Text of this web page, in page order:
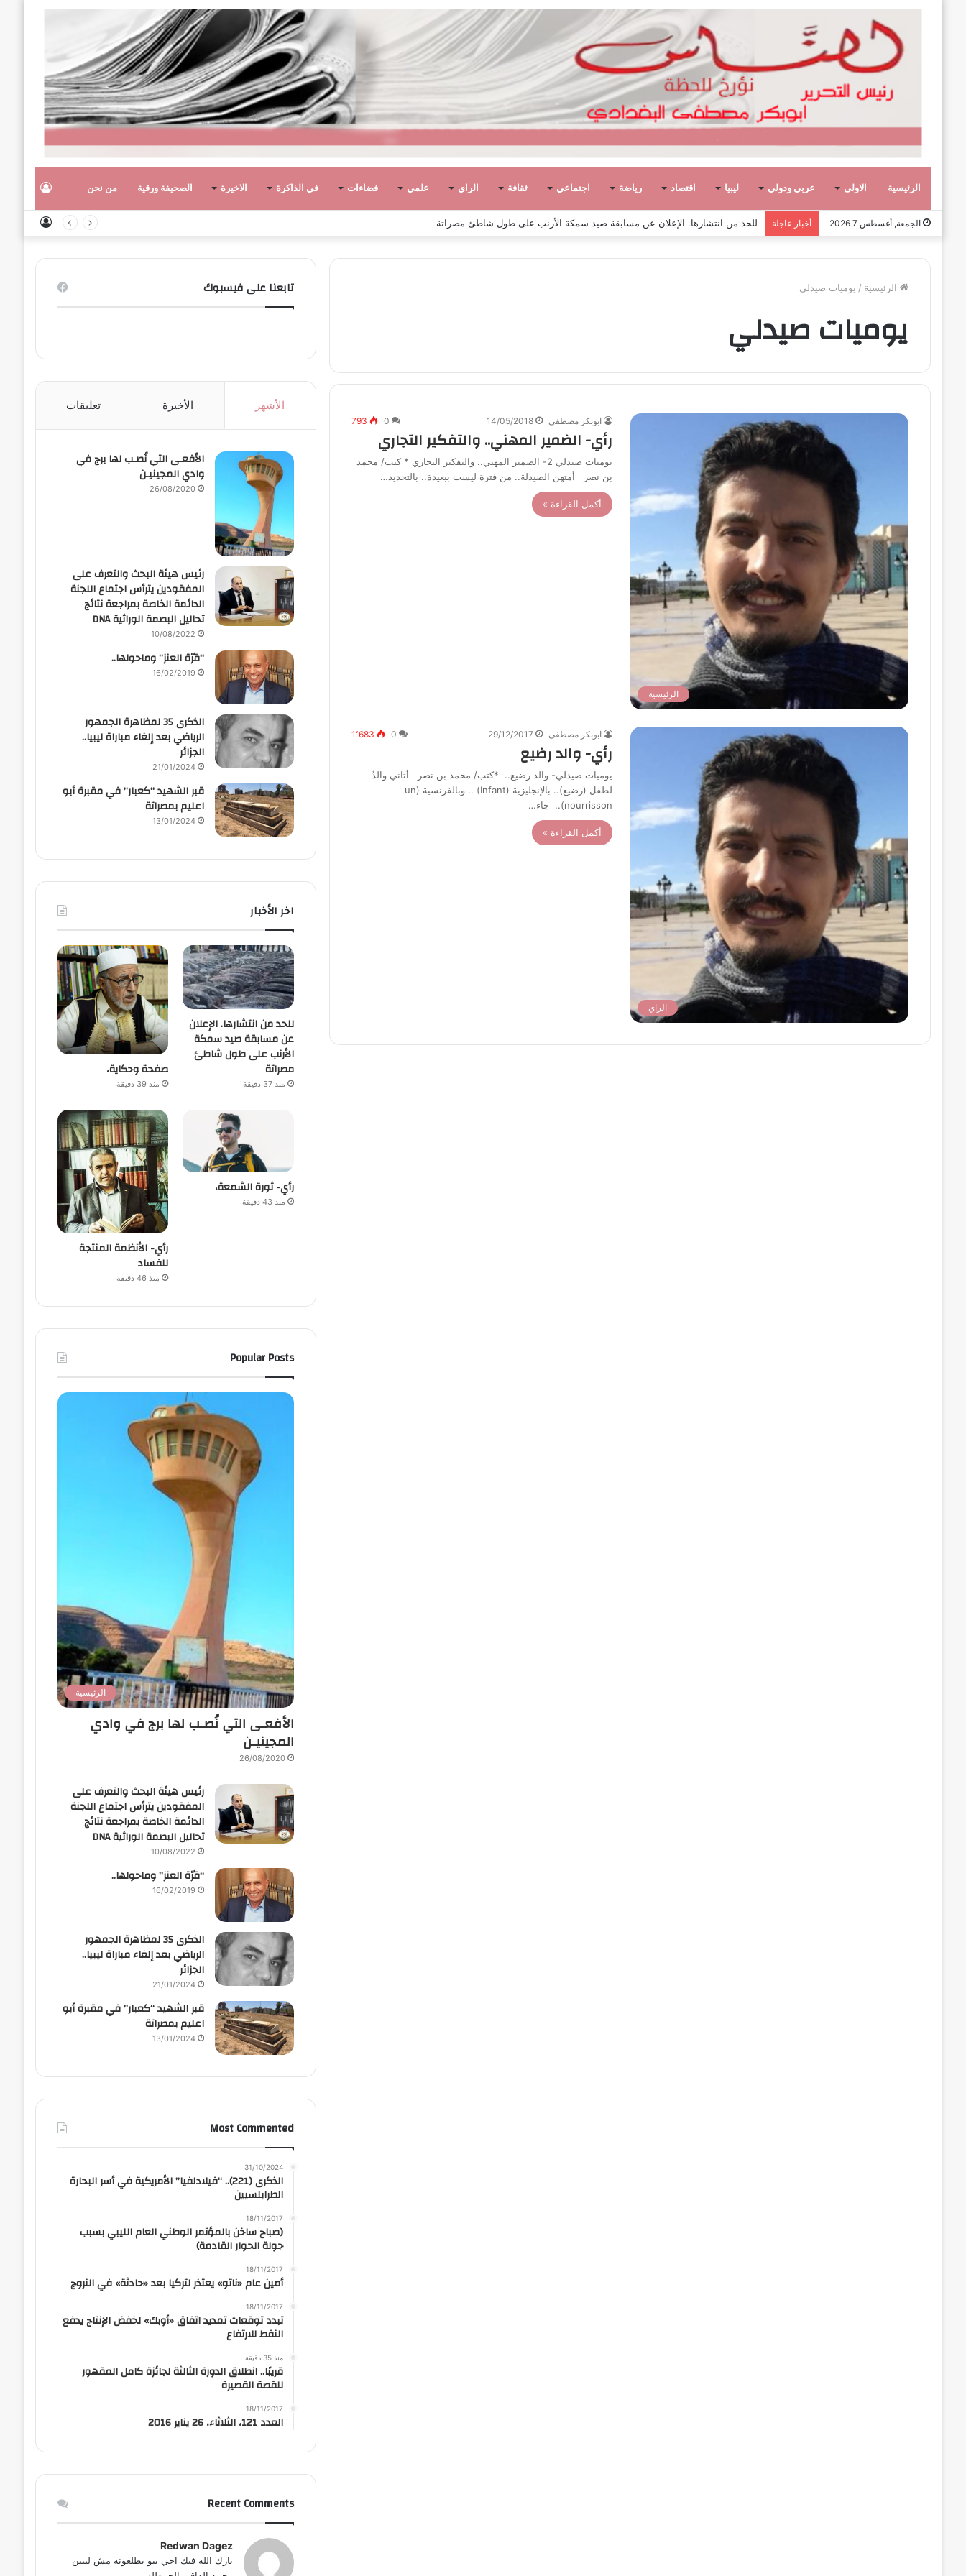
الرئيسية الاولى عربي ودولي ليبيا اقتصاد رياضة اجتماعي ثقافة الراي علمي فضاءات في الذاكرة الاخيرة الصحيفة ورقية من نحن
الجمعة, أغسطس 7 2026 أخبار عاجلة صفحة وحكاية،
الرئيسية / يوميات صيدلي
يوميات صيدلي
الرئيسية
ابوبكر مصطفى 14/05/2018
0
793
رأي- الضمير المهني.. والتفكير التجاري
يوميات صيدلي 2- الضمير المهني.. والتفكير التجاري * كتب/ محمد
بن نصر أمتهن الصيدلة.. من فترة ليست ببعيدة.. بالتحديد…
أكمل القراءة »
الراي
ابوبكر مصطفى 29/12/2017
0 1٬683
رأي- والد رضيع
يوميات صيدلي- والد رضيع.. *كتب/ محمد بن نصر أتاني والدٌ
لطفل (رضيع).. بالإنجليزية (Infant) .. وبالفرنسية (un
nourrisson).. جاء…
أكمل القراءة »
تابعنا على فيسبوك
الأشهر الأخيرة تعليقات
الأفعـى التي نُصـب لها برج في
وادي المجينيـن
26/08/2020
رئيس هيئة البحث والتعرف على
المفقودين يترأس اجتماع اللجنة
الدائمة الخاصة بمراجعة نتائج
تحاليل البصمة الوراثية DNA
10/08/2022
“قرّة العنز” وماحولها..
16/02/2019
الذكرى 35 لمظاهرة الجمهور
الرياضي بعد إلغاء مباراة ليبيا..
الجزائر
21/01/2024
قبر الشهيد “كعبار” في مقبرة أبو
اعليم بمصراتة
13/01/2024
اخر الأخبار
للحد من انتشارها. الإعلان
عن مسابقة صيد سمكة
الأرنب على طول شاطئ
مصراتة
منذ 37 دقيقة
صفحة وحكاية،
منذ 39 دقيقة
رأي- ثورة الشمعة،
منذ 43 دقيقة
رأي- الأنظمة المنتجة
للفساد
منذ 46 دقيقة
Popular Posts
الرئيسية
الأفعـى التي نُصـب لها برج في وادي
المجينيـن
26/08/2020
رئيس هيئة البحث والتعرف على
المفقودين يترأس اجتماع اللجنة
الدائمة الخاصة بمراجعة نتائج
تحاليل البصمة الوراثية DNA
10/08/2022
“قرّة العنز” وماحولها..
16/02/2019
الذكرى 35 لمظاهرة الجمهور
الرياضي بعد إلغاء مباراة ليبيا..
الجزائر
21/01/2024
قبر الشهيد “كعبار” في مقبرة أبو
اعليم بمصراتة
13/01/2024
Most Commented
31/10/2024
الذكرى (221).. “فيلادلفيا” الأمريكية في أسر البحارة
الطرابلسيين
18/11/2017
(صباح ساخن بالمؤتمر الوطني العام الليبي بسبب
جولة الحوار القادمة)
18/11/2017
أمين عام «ناتو» يعتذر لتركيا بعد «حادثة» في النروج
18/11/2017
تبدد توقعات تمديد اتفاق «أوبك» لخفض الإنتاج يدفع
النفط للارتفاع
منذ 35 دقيقة
قريبًا.. انطلاق الدورة الثالثة لجائزة كامل المقهور
للقصة القصيرة
18/11/2017
العدد 121، الثلاثاء، 26 يناير 2016
Recent Comments
Redwan Dagez
بارك الله فيك اخي يبو يطلعونه مش ليبين